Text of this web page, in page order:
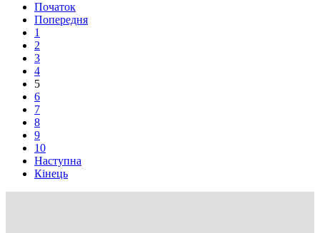
Початок
Попередня
1
2
3
4
5
6
7
8
9
10
Наступна
Кінець